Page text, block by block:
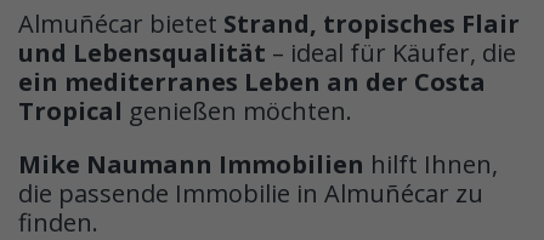
Almuñécar bietet Strand, tropisches Flair
und Lebensqualität – ideal für Käufer, die
ein mediterranes Leben an der Costa
Tropical genießen möchten.
Mike Naumann Immobilien hilft Ihnen,
die passende Immobilie in Almuñécar zu
finden.